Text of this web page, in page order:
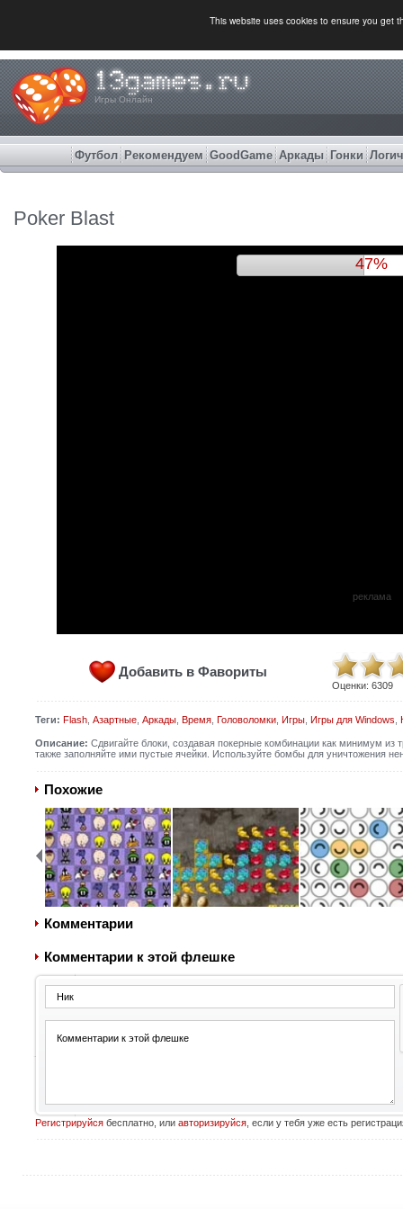
This website uses cookies to ensure you get
Игры Онлайн
Футбол Рекомендуем GoodGame Аркады Гонки
Poker Blast
50%
реклама
Добавить в Фавориты
Оценки: 6309
Теги: Flash, Азартные, Аркады, Время, Головоломки, Игры, Игры для Windows
Описание: Сдвигайте блоки, создавая покерные комбинации как минимум из
также заполняйте ими пустые ячейки. Используйте бомбы для уничтожения
Похожие
Комментарии
Комментарии к этой флешке
Регистрируйсябесплатно, или авторизируйся, если у тебя уже есть